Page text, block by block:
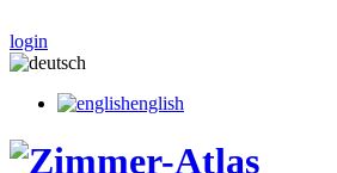
login
english